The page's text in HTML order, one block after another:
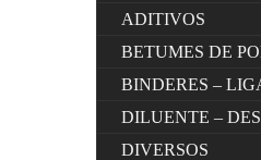
ADITIVOS
BETUMES DE
BINDERES –
DILUENTE –
DIVERSOS